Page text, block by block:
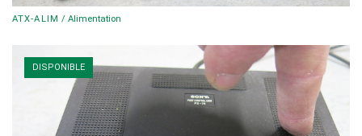
ATX-ALIM / Alimentation
DISPONIBLE